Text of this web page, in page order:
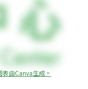
由Canva生成。